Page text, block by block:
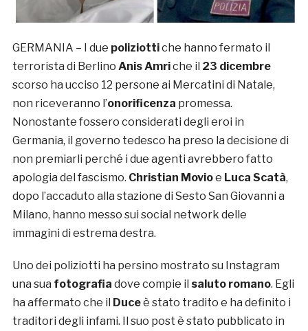
GERMANIA – I due poliziottiche hanno fermato il
terrorista di Berlino Anis Amriche il 23 dicembre
scorso ha ucciso 12 persone ai Mercatini di Natale,
non riceveranno l’onorificenza promessa.
Nonostante fossero considerati degli eroi in
Germania, il governo tedesco ha preso la decisione di
non premiarli perché i due agenti avrebbero fatto
apologia del fascismo. Christian Movioe Luca Scatà,
dopo l’accaduto alla stazione di Sesto San Giovanni a
Milano, hanno messo sui social network delle
immagini di estrema destra.
Uno dei poliziotti ha persino mostrato su Instagram
una sua fotografia dove compie il saluto romano. Egli
ha affermato che il Duceè stato tradito e ha definito i
traditori degli infami. Il suo post è stato pubblicato in